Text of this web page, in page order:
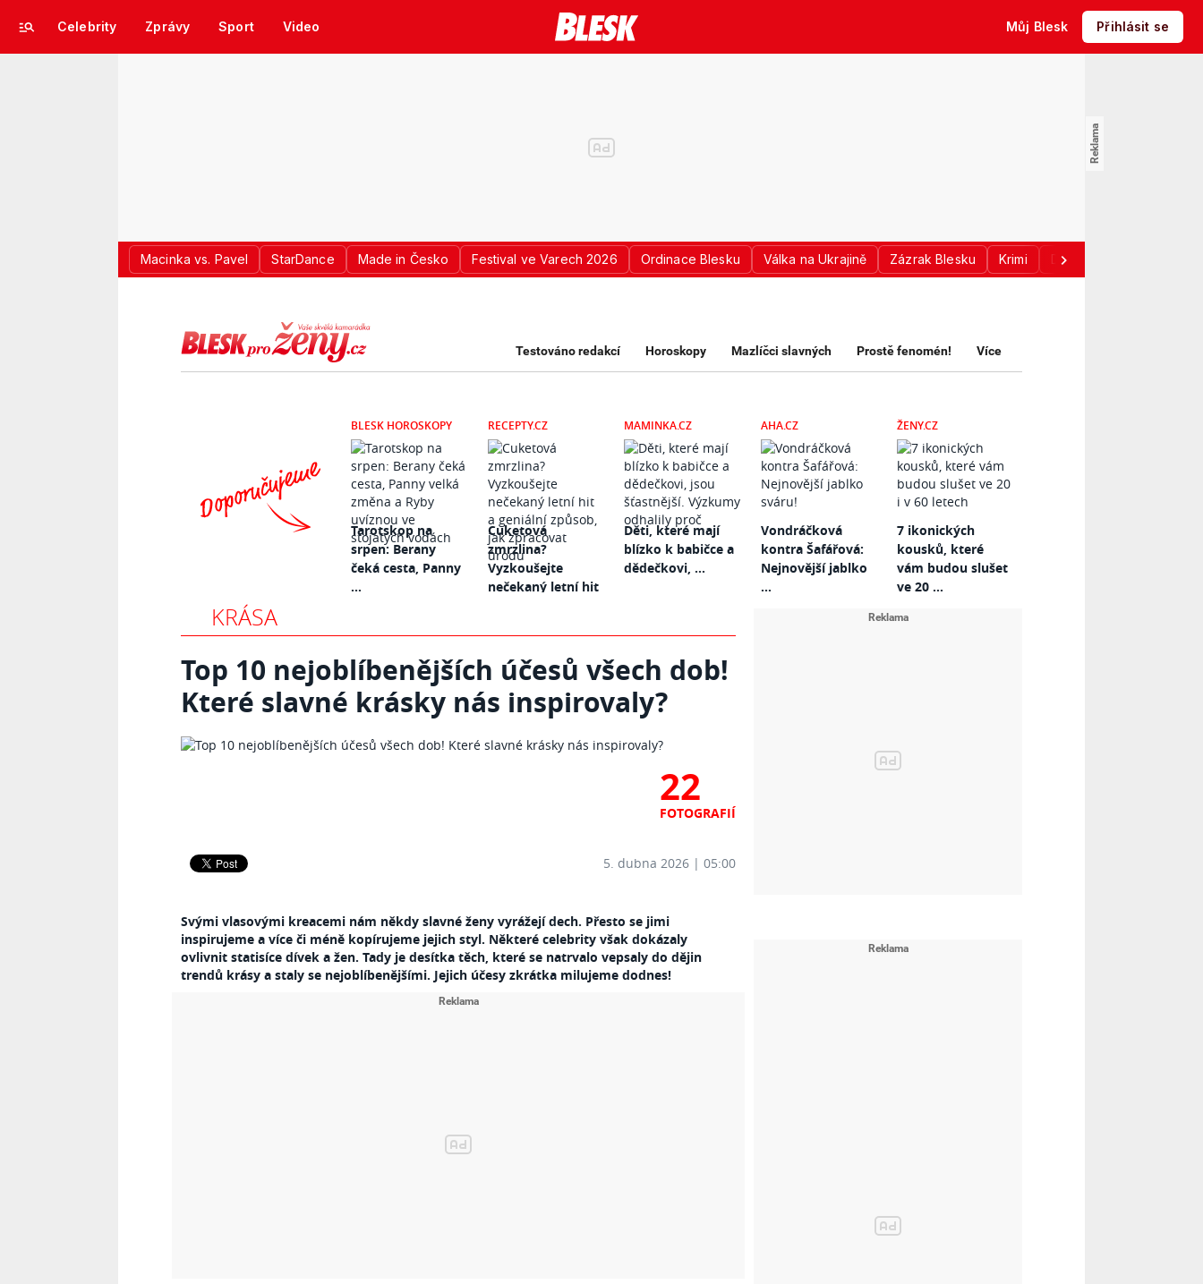
Celebrity Zprávy Sport Video Můj Blesk Přihlásit se
Macinka vs. Pavel StarDance Made in Česko Festival ve Varech 2026 Ordinace Blesku Válka na Ukrajině Zázrak Blesku Krimi Donald Trump
LOGO BLESK PRO ŽENY
Testováno redakcí Horoskopy Mazlíčci slavných Prostě fenomén! Více
BLESK HOROSKOPY
Tarotskop na
srpen: Berany
čeká cesta, Panny
...
RECEPTY.CZ
Cuketová
zmrzlina?
Vyzkoušejte
nečekaný letní hit
MAMINKA.CZ
Děti, které mají
blízko k babičce a
dědečkovi, ...
AHA.CZ
Vondráčková
kontra Šafářová:
Nejnovější jablko
...
ŽENY.CZ
7 ikonických
kousků, které
vám budou slušet
ve 20 ...
KRÁSA
Top 10 nejoblíbenějších účesů všech dob!
Které slavné krásky nás inspirovaly?
22
FOTOGRAFIÍ
5. dubna 2026 | 05:00
Svými vlasovými kreacemi nám někdy slavné ženy vyrážejí dech. Přesto se jimi
inspirujeme a více či méně kopírujeme jejich styl. Některé celebrity však dokázaly
ovlivnit statisíce dívek a žen. Tady je desítka těch, které se natrvalo vepsaly do dějin
trendů krásy a staly se nejoblíbenějšími. Jejich účesy zkrátka milujeme dodnes!